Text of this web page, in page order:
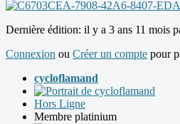
Dernière édition: il y a 3 ans 11 mois
Connexion ou Créer un compte pour
cycloflamand
Hors Ligne
Membre platinium